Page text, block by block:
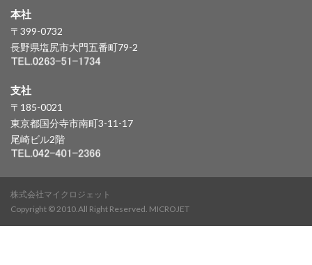
本社
〒399-0732
長野県塩尻市大門五番町79-2
支社
〒185-0021
東京都国分寺市南町3-11-17
尾崎ビル2階
株式会社マイクロジェット
Copyright © 2010.All Right Reserved. MICROJET